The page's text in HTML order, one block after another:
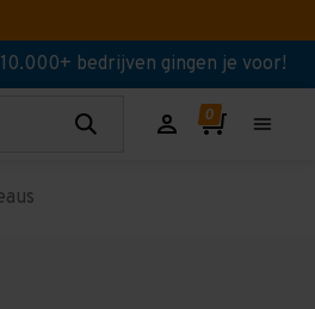
10.000+ bedrijven gingen je voor!